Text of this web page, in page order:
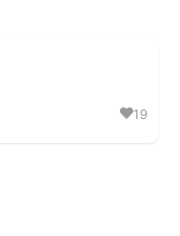
19